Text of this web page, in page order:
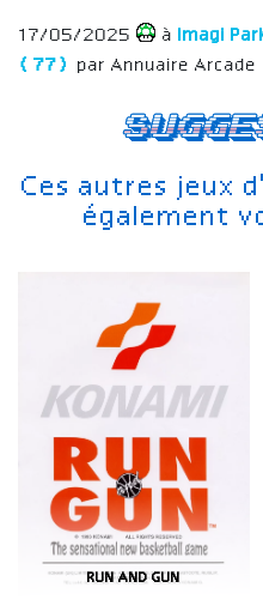
Ces autres jeux
également
RUN AND GUN
17/05/2025 à Imagi
(77)
par Annuaire Arcade